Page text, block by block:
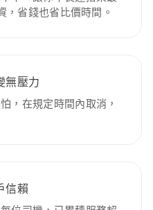
，省錢也省比價時間。
無壓力
，在規定時間內取消，
信賴